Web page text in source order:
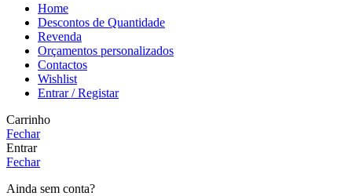
Home
Descontos de Quantidade
Revenda
Orçamentos personalizados
Contactos
Wishlist
Entrar / Registar
Carrinho
Fechar
Entrar
Fechar
Ainda sem conta?